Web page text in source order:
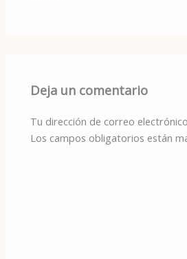
Deja un comentario
Tu dirección de correo
Los campos obligatorios están